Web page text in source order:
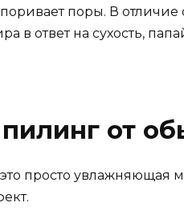
поры. В отличие
в ответ на сухость,
от
просто увлажняющая